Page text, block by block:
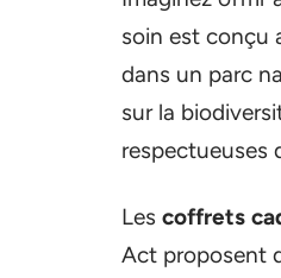
soin est conçu
dans un parc
sur la
respectueuses
Les coffrets
Act proposent